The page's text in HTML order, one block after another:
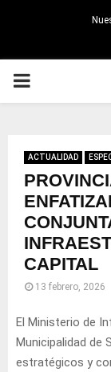
PRIMARY
ACTUALIDAD
CAPITAL
13 febrero, 2026
El Ministerio de
Municipalidad de
estratégicos y